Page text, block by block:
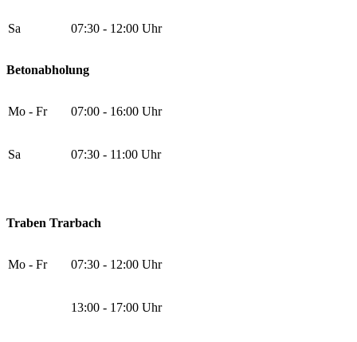
Sa 07:30 - 12:00 Uhr
Betonabholung
Mo - Fr 07:00 - 16:00 Uhr
Sa 07:30 - 11:00 Uhr
Traben Trarbach
Mo - Fr 07:30 - 12:00 Uhr
13:00 - 17:00 Uhr